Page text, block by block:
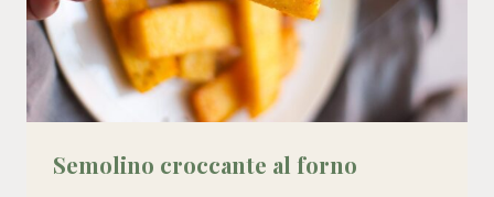
Semolino croccante al forno